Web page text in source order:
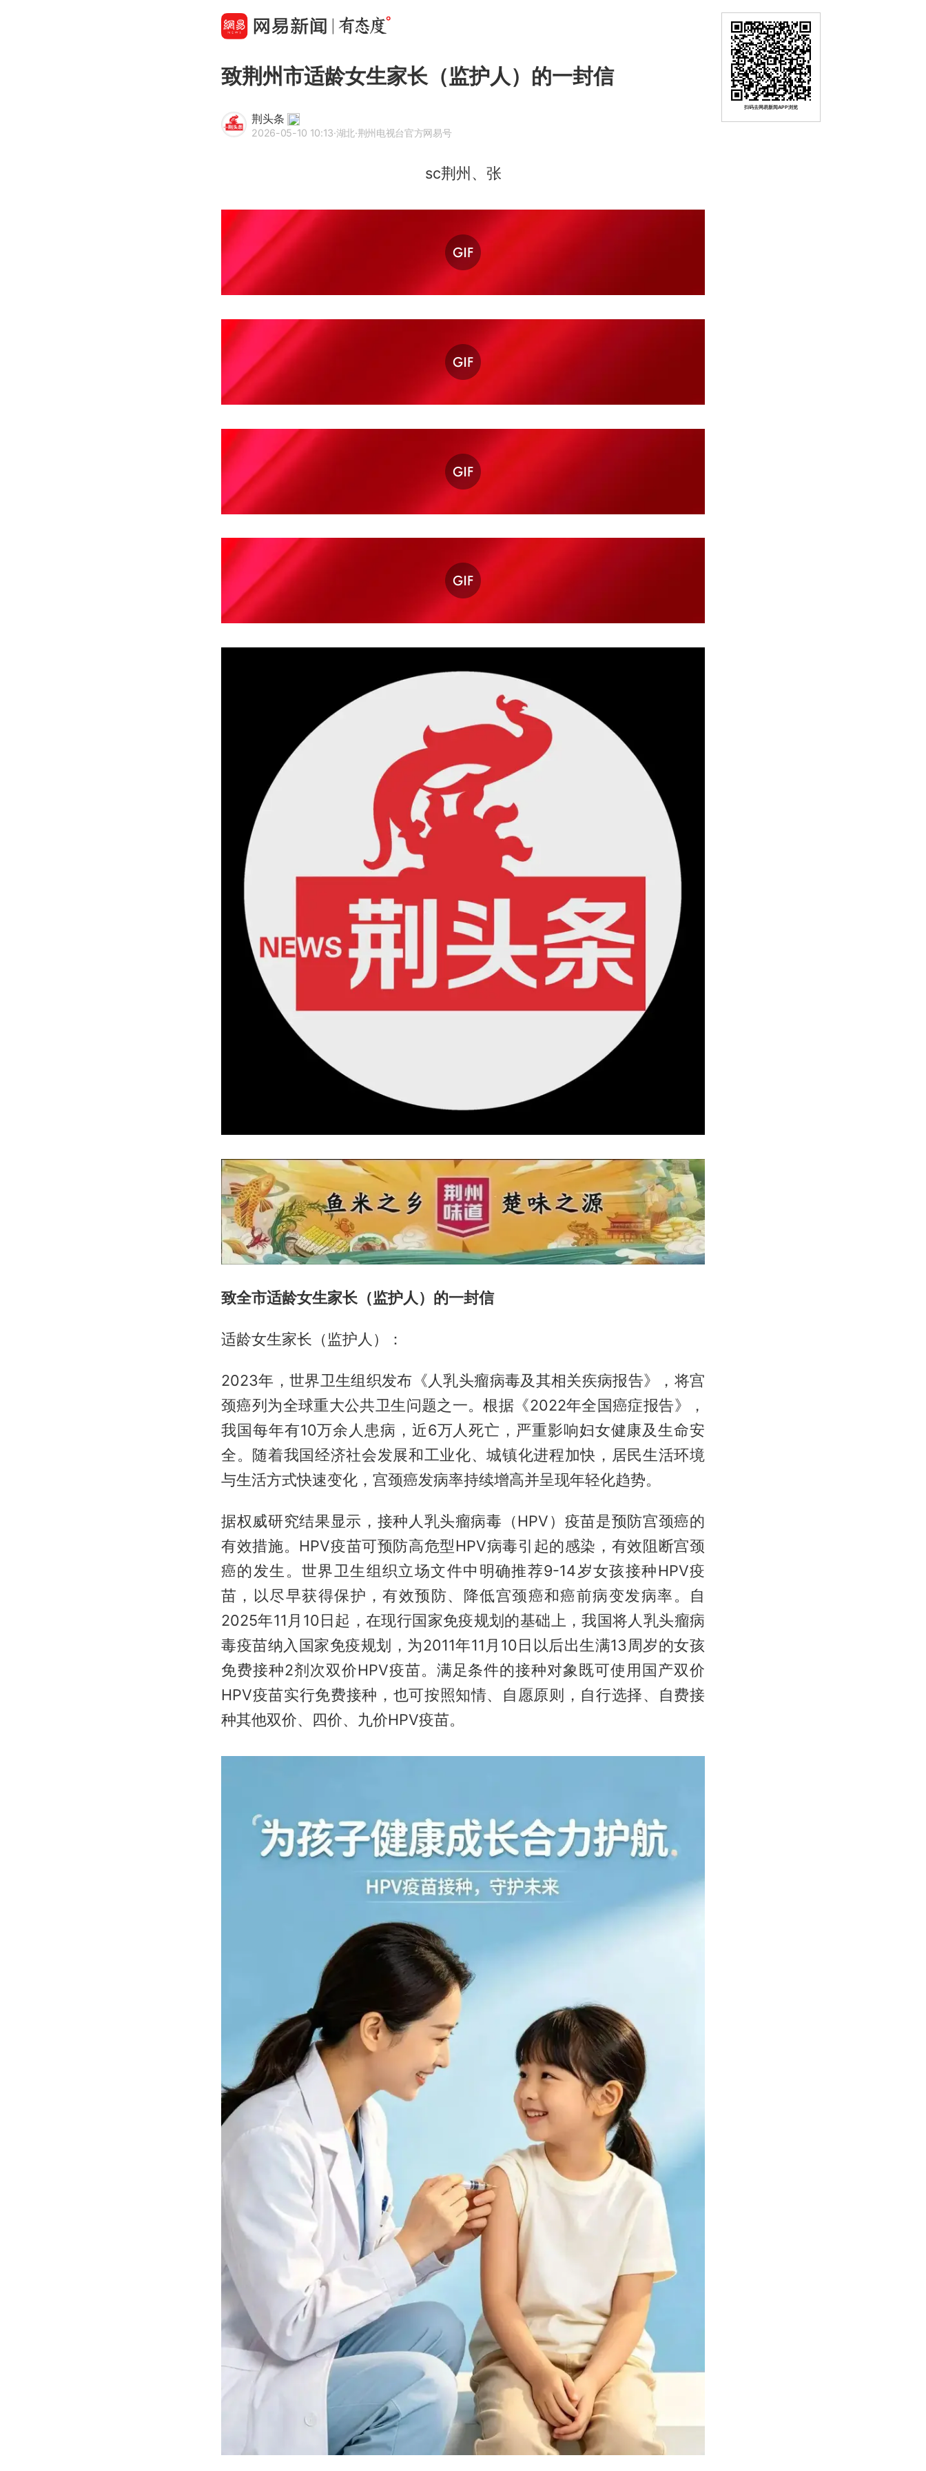
致荆州市适龄女生家长（监护人）的一封信
荆头条
2026-05-10 10:13·湖北·荆州电视台官方网易号
sc荆州、张
致全市适龄女生家长（监护人）的一封信
适龄女生家长（监护人）：
2023年，世界卫生组织发布《人乳头瘤病毒及其相关疾病报告》，将宫
颈癌列为全球重大公共卫生问题之一。根据《2022年全国癌症报告》，
我国每年有10万余人患病，近6万人死亡，严重影响妇女健康及生命安
全。随着我国经济社会发展和工业化、城镇化进程加快，居民生活环境
与生活方式快速变化，宫颈癌发病率持续增高并呈现年轻化趋势。
据权威研究结果显示，接种人乳头瘤病毒（HPV）疫苗是预防宫颈癌的
有效措施。HPV疫苗可预防高危型HPV病毒引起的感染，有效阻断宫颈
癌的发生。世界卫生组织立场文件中明确推荐9-14岁女孩接种HPV疫
苗，以尽早获得保护，有效预防、降低宫颈癌和癌前病变发病率。自
2025年11月10日起，在现行国家免疫规划的基础上，我国将人乳头瘤病
毒疫苗纳入国家免疫规划，为2011年11月10日以后出生满13周岁的女孩
免费接种2剂次双价HPV疫苗。满足条件的接种对象既可使用国产双价
HPV疫苗实行免费接种，也可按照知情、自愿原则，自行选择、自费接
种其他双价、四价、九价HPV疫苗。
扫码去网易新闻APP浏览